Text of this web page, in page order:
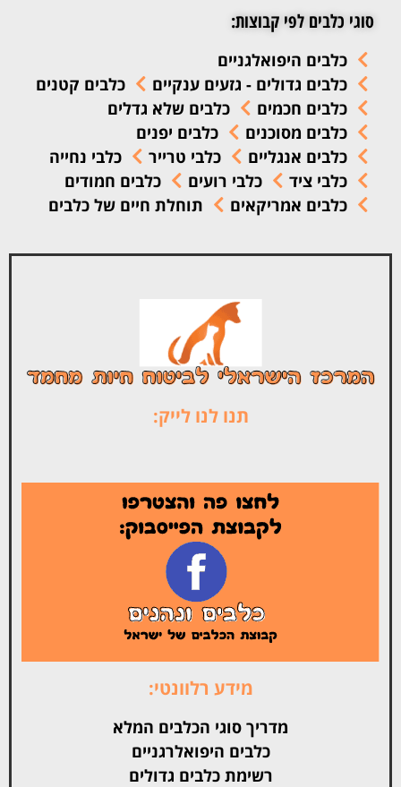
סוגי כלבים לפי קבוצות:
כלבים היפואלגניים
כלבים גדולים - גזעים ענקיים
כלבים קטנים
כלבים חכמים
כלבים שלא גדלים
כלבים מסוכנים
כלבים יפנים
כלבים אנגליים
כלבי טרייר
כלבי נחייה
כלבי ציד
כלבי רועים
כלבים חמודים
כלבים אמריקאים
תוחלת חיים של כלבים
תנו לנו לייק:
מידע רלוונטי:
מדריך סוגי הכלבים המלא
כלבים היפואלרגניים
רשימת כלבים גדולים